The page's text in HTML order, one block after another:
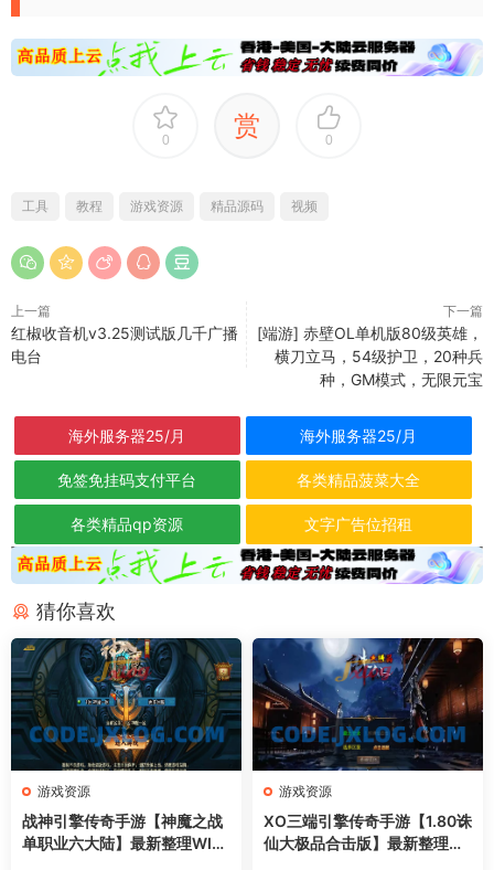
0 赏 0
工具 教程 游戏资源 精品源码 视频
上一篇
红椒收音机v3.25测试版几千广播
电台
下一篇
[端游] 赤壁OL单机版80级英雄，
横刀立马，54级护卫，20种兵
种，GM模式，无限元宝
海外服务器25/月 海外服务器25/月
免签免挂码支付平台 各类精品菠菜大全
各类精品qp资源 文字广告位招租
猜你喜欢
游戏资源
战神引擎传奇手游【神魔之战
单职业六大陆】最新整理WIN
游戏资源
XO三端引擎传奇手游【1.80诛
仙大极品合击版】最新整理Wi